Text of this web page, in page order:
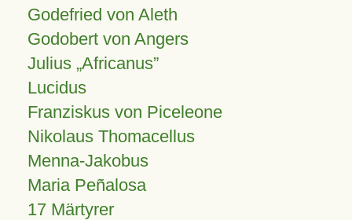
Godefried von Aleth
Godobert von Angers
Julius Africanus
Lucidus
Franziskus von Piceleone
Nikolaus Thomacellus
Menna-Jakobus
Maria Peñalosa
17 Märtyrer